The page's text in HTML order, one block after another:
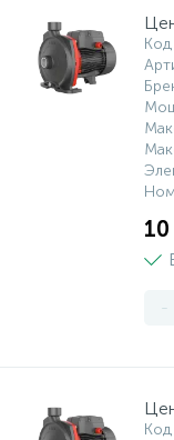
Код
-
Код